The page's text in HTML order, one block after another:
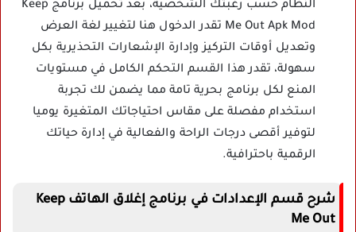
النظام حسب رغبتك الشخصية، بعد تحميل برنامج Keep
Me Out Apk Mod تقدر الدخول هنا لتغيير لغة العرض
وتعديل أوقات التركيز وإدارة الإشعارات التحذيرية بكل
سهولة، تقدر هذا القسم التحكم الكامل في مستويات
المنع لكل برنامج بحرية تامة مما يضمن لك تجربة
استخدام مفصلة على مقاس احتياجاتك المتغيرة يوميا
لتوفير أقصى درجات الراحة والفعالية في إدارة حياتك
الرقمية باحترافية.
شرح قسم الإعدادات في برنامج إغلاق الهاتف Keep
Me Out